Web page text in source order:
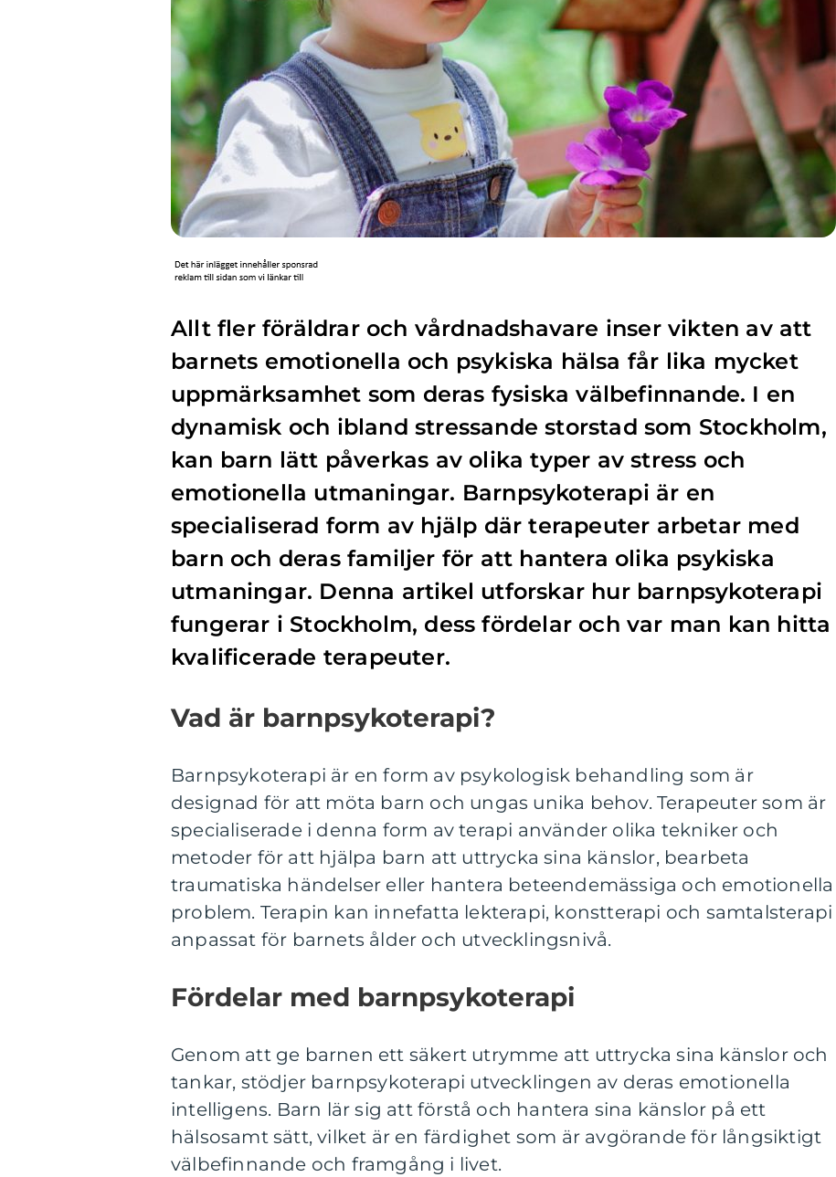
Allt fler föräldrar och vårdnadshavare inser vikten av att
barnets emotionella och psykiska hälsa får lika mycket
uppmärksamhet som deras fysiska välbefinnande. I en
dynamisk och ibland stressande storstad som Stockholm,
kan barn lätt påverkas av olika typer av stress och
emotionella utmaningar. Barnpsykoterapi är en
specialiserad form av hjälp där terapeuter arbetar med
barn och deras familjer för att hantera olika psykiska
utmaningar. Denna artikel utforskar hur barnpsykoterapi
fungerar i Stockholm, dess fördelar och var man kan hitta
kvalificerade terapeuter.
Vad är barnpsykoterapi?
Barnpsykoterapi är en form av psykologisk behandling som är
designad för att möta barn och ungas unika behov. Terapeuter som är
specialiserade i denna form av terapi använder olika tekniker och
metoder för att hjälpa barn att uttrycka sina känslor, bearbeta
traumatiska händelser eller hantera beteendemässiga och emotionella
problem. Terapin kan innefatta lekterapi, konstterapi och samtalsterapi
anpassat för barnets ålder och utvecklingsnivå.
Fördelar med barnpsykoterapi
Genom att ge barnen ett säkert utrymme att uttrycka sina känslor och
tankar, stödjer barnpsykoterapi utvecklingen av deras emotionella
intelligens. Barn lär sig att förstå och hantera sina känslor på ett
hälsosamt sätt, vilket är en färdighet som är avgörande för långsiktigt
välbefinnande och framgång i livet.